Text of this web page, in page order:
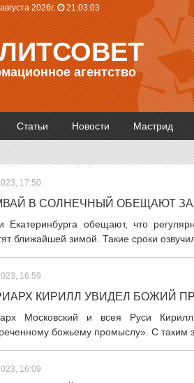
2026г. 21:03:03
агентство
Статьи Новости Мастрид
17:50
В СОЛНЕЧНЫЙ ОБЕЩАЮТ
Екатеринбурга обещают, что
ближайшей зимой. Такие сроки
16:59
КИРИЛЛ УВИДЕЛ БОЖИЙ
Московский и всея Руси
божьему промыслу». С таким
16:09